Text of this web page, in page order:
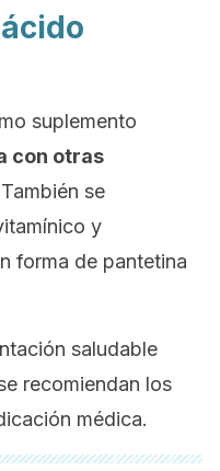
suplemento
con otras
se
y
forma de pantetina
saludable
recomiendan los
médica.